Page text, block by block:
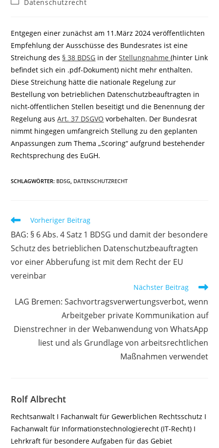
Datenschutzrecht
Entgegen einer zunächst am 11.März 2024 veröffentlichten
Empfehlung der Ausschüsse des Bundesrates ist eine
Streichung des § 38 BDSG in derStellungnahme(hinter Link
befindet sich ein .pdf-Dokument) nicht mehr enthalten.
Diese Streichung hätte die nationale Regelung zur
Bestellung von betrieblichen Datenschutzbeauftragten in
nicht-öffentlichen Stellen beseitigt und die Benennung der
Regelung ausArt. 37 DSGVO vorbehalten. Der Bundesrat
nimmt hingegen umfangreich Stellung zu den geplanten
Anpassungen zum Thema „Scoring“ aufgrund bestehender
Rechtsprechung des EuGH.
SCHLAGWÖRTER: BDSG, DATENSCHUTZRECHT
Weitere
Artikel
ansehen
Vorheriger Beitrag
BAG: § 6 Abs. 4 Satz 1 BDSG und damit der besondere
Schutz des betrieblichen Datenschutzbeauftragten
vor einer Abberufung ist mit dem Recht der EU
vereinbar
Nächster Beitrag
LAG Bremen: Sachvortragsverwertungsverbot, wenn
Arbeitgeber private Kommunikation auf
Dienstrechner in der Webanwendung von WhatsApp
liest und als Grundlage von arbeitsrechtlichen
Maßnahmen verwendet
Rolf Albrecht
Rechtsanwalt I Fachanwalt für Gewerblichen Rechtsschutz I
Fachanwalt für Informationstechnologierecht (IT-Recht) I
Lehrkraft für besondere Aufgaben für das Gebiet